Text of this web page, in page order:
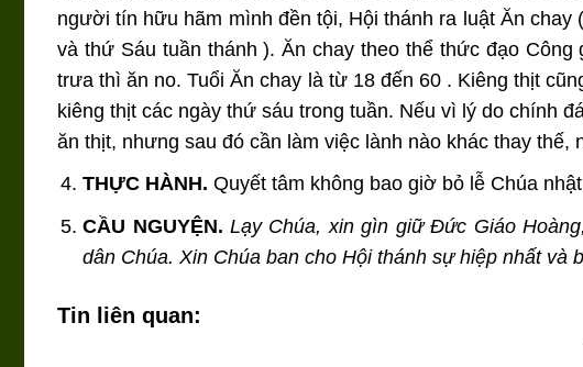
người tín hữu hãm mình đền tội, Hội thánh ra luật Ăn
và thứ Sáu tuần thánh ). Ăn chay theo thể thức đạo
trưa thì ăn no. Tuổi Ăn chay là từ 18 đến 60 . Kiêng thịt
kiêng thịt các ngày thứ sáu trong tuần. Nếu vì lý do chính
ăn thịt, nhưng sau đó cần làm việc lành nào khác thay
THỰC HÀNH. Quyết tâm không bao giờ bỏ lễ Chúa
CẦU NGUYỆN. Lạy Chúa, xin gìn giữ Đức Giáo
dân Chúa. Xin Chúa ban cho Hội thánh sự hiệp nhất và
Tin liên quan: